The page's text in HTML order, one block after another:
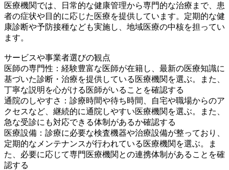
医療機関では、日常的な健康管理から専門的な治療まで、患
者の症状や目的に応じた医療を提供しています。定期的な健
康診断や予防接種なども実施し、地域医療の中核を担ってい
ます。
サービスや事業者選びの観点
医師の専門性：経験豊富な医師が在籍し、最新の医療知識に
基づいた診断・治療を提供している医療機関を選ぶ。また、
丁寧な説明を心がける医師がいることを確認する
通院のしやすさ：診療時間や待ち時間、自宅や職場からのア
クセスなど、継続的に通院しやすい医療機関を選ぶ。また、
急な受診にも対応できる体制があるか確認する
医療設備：診療に必要な検査機器や治療設備が整っており、
定期的なメンテナンスが行われている医療機関を選ぶ。ま
た、必要に応じて専門医療機関との連携体制があることを確
認する